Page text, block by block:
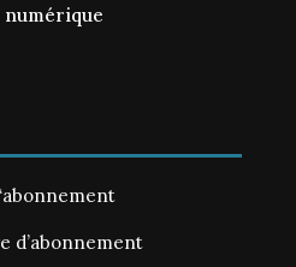
numérique
d’abonnement